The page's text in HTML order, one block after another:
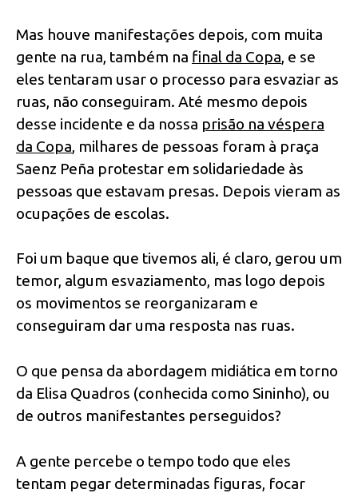
Mas houve manifestações depois, com muita
gente na rua, também na final da Copa, e se
eles tentaram usar o processo para esvaziar as
ruas, não conseguiram. Até mesmo depois
desse incidente e da nossa prisão na véspera
da Copa, milhares de pessoas foram à praça
Saenz Peña protestar em solidariedade às
pessoas que estavam presas. Depois vieram as
ocupações de escolas.
Foi um baque que tivemos ali, é claro, gerou um
temor, algum esvaziamento, mas logo depois
os movimentos se reorganizaram e
conseguiram dar uma resposta nas ruas.
O que pensa da abordagem midiática em torno
da Elisa Quadros (conhecida como Sininho), ou
de outros manifestantes perseguidos?
A gente percebe o tempo todo que eles
tentam pegar determinadas figuras, focar